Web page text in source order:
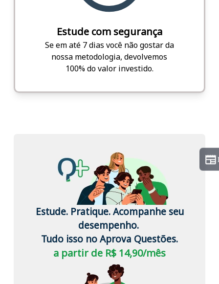
Estude com segurança
Se em até 7 dias você não gostar da
nossa metodologia, devolvemos
100% do valor investido.
Estude. Pratique. Acompanhe seu
desempenho.
Tudo isso no Aprova Questões.
a partir de R$ 14,90/mês